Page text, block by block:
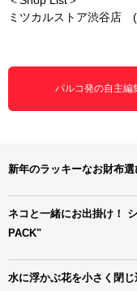
ミツカルストア渋谷店
パルコ発の自主編
新年のラッキーなお財布選
ネコと一緒にお出掛け！
PACK"
水に浮かぶ花を小さく閉